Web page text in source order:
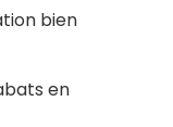
bien
en